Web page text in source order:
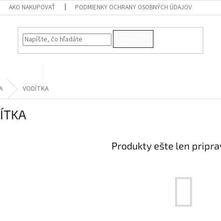
AKO NAKUPOVAŤ PODMIENKY OCHRANY OSOBNÝCH ÚDAJOV
VODÍTKA
Produkty ešte len